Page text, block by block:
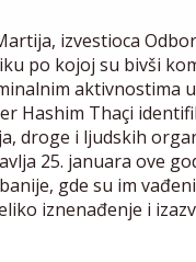
izvestioca
po kojoj su bivši
aktivnostima
Hashim Thaçi
droge i ljudskih
25. januara ove
gde su im
iznenađenje i